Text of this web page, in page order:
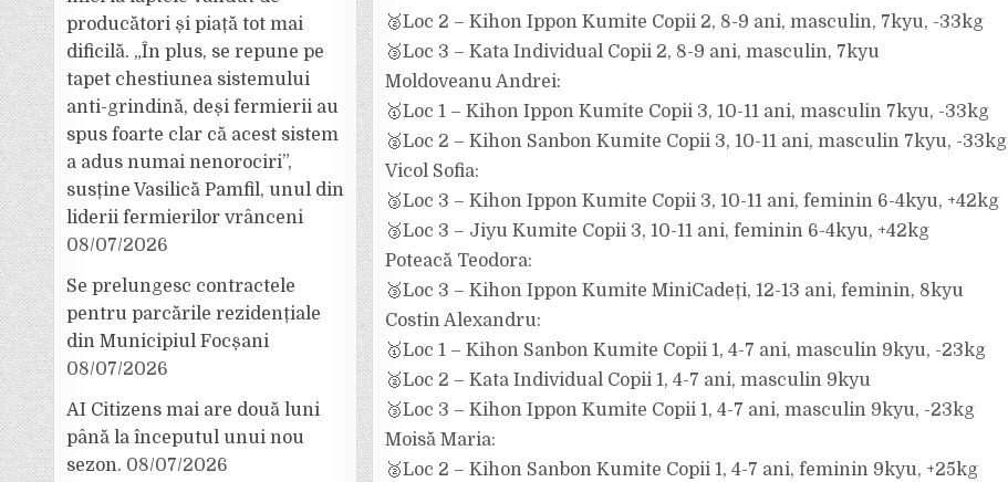
🥈Loc 2 – Kihon Ippon Kumite Copii 2, 8-9 ani, masculin, 7kyu, -33kg
🥉Loc 3 – Kata Individual Copii 2, 8-9 ani, masculin, 7kyu
Moldoveanu Andrei:
🥇Loc 1 – Kihon Ippon Kumite Copii 3, 10-11 ani, masculin 7kyu, -33kg
🥈Loc 2 – Kihon Sanbon Kumite Copii 3, 10-11 ani, masculin 7kyu, -33kg
Vicol Sofia:
🥉Loc 3 – Kihon Ippon Kumite Copii 3, 10-11 ani, feminin 6-4kyu, +42kg
🥉Loc 3 – Jiyu Kumite Copii 3, 10-11 ani, feminin 6-4kyu, +42kg
Poteacă Teodora:
🥉Loc 3 – Kihon Ippon Kumite MiniCadeți, 12-13 ani, feminin, 8kyu
Costin Alexandru:
🥇Loc 1 – Kihon Sanbon Kumite Copii 1, 4-7 ani, masculin 9kyu, -23kg
🥈Loc 2 – Kata Individual Copii 1, 4-7 ani, masculin 9kyu
🥉Loc 3 – Kihon Ippon Kumite Copii 1, 4-7 ani, masculin 9kyu, -23kg
Moisă Maria:
🥈Loc 2 – Kihon Sanbon Kumite Copii 1, 4-7 ani, feminin 9kyu, +25kg
producători și piață tot mai
dificilă. „În plus, se repune pe
tapet chestiunea sistemului
anti-grindină, deși fermierii au
spus foarte clar că acest sistem
a adus numai nenorociri”,
susține Vasilică Pamfil, unul din
liderii fermierilor vrânceni
08/07/2026
Se prelungesc contractele
pentru parcările rezidențiale
din Municipiul Focșani
08/07/2026
AI Citizens mai are două luni
până la începutul unui nou
sezon. 08/07/2026